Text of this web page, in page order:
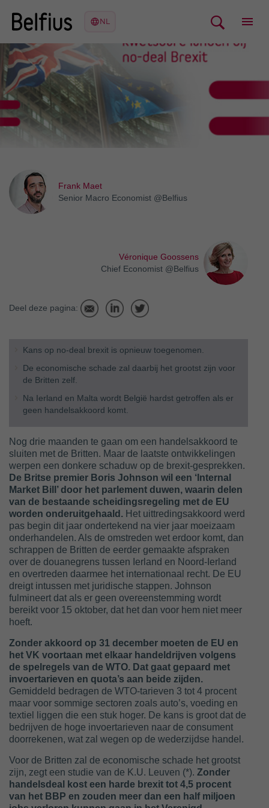
Frank Maet
Senior Macro Economist @Belfius
Véronique Goossens
Chief Economist @Belfius
Deel deze pagina:
Kans op no-deal brexit is opnieuw toegenomen.
De economische schade zal daarbij het grootst zijn voor
de Britten zelf.
Na Ierland en Malta wordt België hardst getroffen als er
geen handelsakkoord komt.
Nog drie maanden te gaan om een handelsakkoord te
sluiten met de Britten. Maar de laatste ontwikkelingen
werpen een donkere schaduw op de brexit-gesprekken.
De Britse premier Boris Johnson wil een ‘Internal
Market Bill’ door het parlement duwen, waarin delen
van de bestaande scheidingsregeling met de EU
worden onderuitgehaald. Het uittredingsakkoord werd
pas begin dit jaar ondertekend na vier jaar moeizaam
onderhandelen. Als de omstreden wet erdoor komt, dan
schrappen de Britten de eerder gemaakte afspraken
over de douanegrens tussen Ierland en Noord-Ierland
en overtreden daarmee het internationaal recht. De EU
dreigt intussen met juridische stappen. Johnson
fulmineert dat als er geen overeenstemming wordt
bereikt voor 15 oktober, dat het dan voor hem niet meer
hoeft.
Zonder akkoord op 31 december moeten de EU en
het VK voortaan met elkaar handeldrijven volgens
de spelregels van de WTO. Dat gaat gepaard met
invoertarieven en quota’s aan beide zijden.
Gemiddeld bedragen de WTO-tarieven 3 tot 4 procent
maar voor sommige sectoren zoals auto’s, voeding en
textiel liggen die een stuk hoger. De kans is groot dat de
bedrijven de hoge invoertarieven naar de consument
doorrekenen, wat zal wegen op de wederzijdse handel.
Voor de Britten zal de economische schade het grootst
zijn, zegt een studie van de K.U. Leuven (*). Zonder
handelsdeal kost een harde brexit tot 4,5 procent
van het BBP en zouden meer dan een half miljoen